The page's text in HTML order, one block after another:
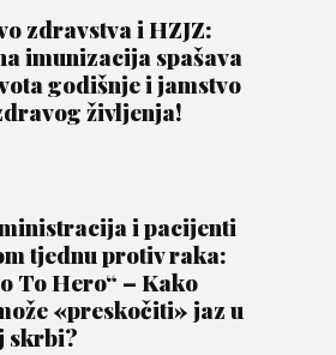
zdravstva i HZJZ:
imunizacija spašava
godišnje i jamstvo
življenja!
i pacijenti
tjednu protiv raka:
To Hero“ – Kako
«preskočiti» jaz u
skrbi?